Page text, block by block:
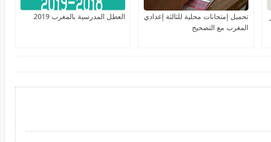
تحميل إمتحانات محلية للثالثة إعدادي
المغرب مع التصحيح
العطل المدرسية بالمغرب 2019